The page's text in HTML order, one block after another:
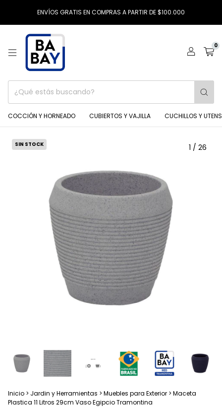
ENVÍOS GRATIS EN COMPRAS A PARTIR DE $100.000
0
COCCIÓN Y HORNEADO CUBIERTOS Y VAJILLA CUCHILLOS Y
SIN STOCK 1 / 26
Inicio > Jardin y Herramientas > Muebles para Exterior > Maceta
Plastica 11 Litros 29cm Vaso Egipcio Tramontina